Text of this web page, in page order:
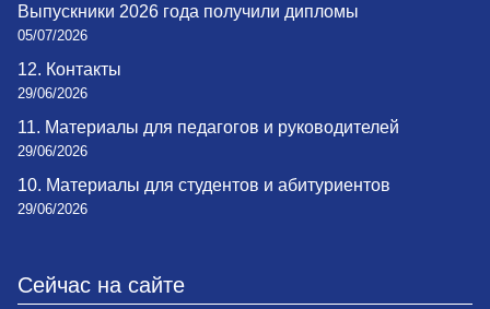
Выпускники 2026 года получили дипломы
05/07/2026
12. Контакты
29/06/2026
11. Материалы для педагогов и руководителей
29/06/2026
10. Материалы для студентов и абитуриентов
29/06/2026
Сейчас на сайте